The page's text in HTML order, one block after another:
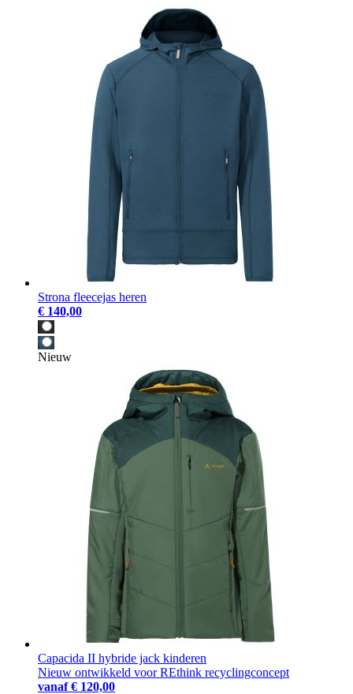
Strona fleecejas heren
€ 140,00
Nieuw
Capacida II hybride jack kinderen
Nieuw ontwikkeld voor REthink recyclingconcept
vanaf € 120,00